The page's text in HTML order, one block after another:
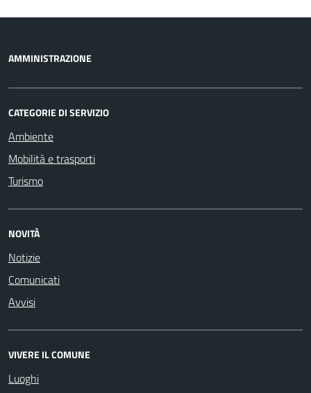
AMMINISTRAZIONE
CATEGORIE DI SERVIZIO
Ambiente
Mobilità e trasporti
Turismo
NOVITÀ
Notizie
Comunicati
Avvisi
VIVERE IL COMUNE
Luoghi